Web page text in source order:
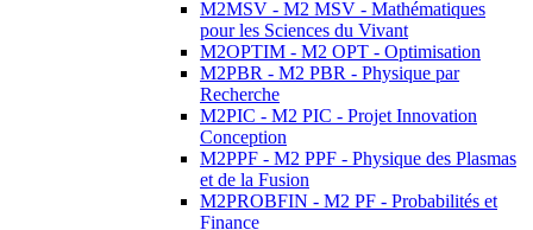
M2MSV - M2 MSV - Mathématiques
pour les Sciences du Vivant
M2OPTIM - M2 OPT - Optimisation
M2PBR - M2 PBR - Physique par
Recherche
M2PIC - M2 PIC - Projet Innovation
Conception
M2PPF - M2 PPF - Physique des Plasmas
et de la Fusion
M2PROBFIN - M2 PF - Probabilités et
Finance